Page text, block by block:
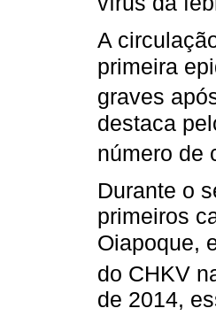
A
primeira
graves
destaca
número de
Durante o
primeiros
Oiapoque,
do CHKV
de 2014,